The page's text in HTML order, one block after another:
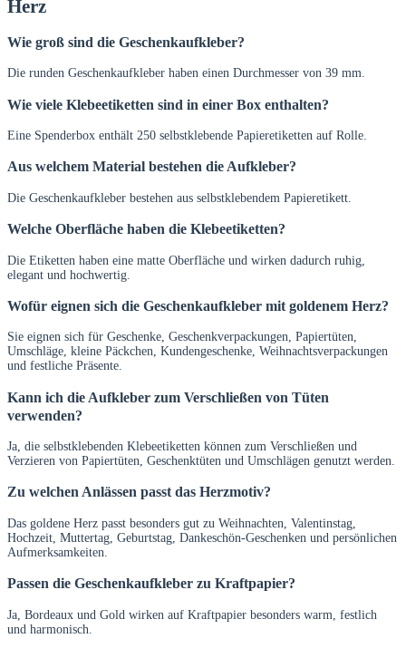
Herz
Wie groß sind die Geschenkaufkleber?
Die runden Geschenkaufkleber haben einen Durchmesser von 39 mm.
Wie viele Klebeetiketten sind in einer Box enthalten?
Eine Spenderbox enthält 250 selbstklebende Papieretiketten auf Rolle.
Aus welchem Material bestehen die Aufkleber?
Die Geschenkaufkleber bestehen aus selbstklebendem Papieretikett.
Welche Oberfläche haben die Klebeetiketten?
Die Etiketten haben eine matte Oberfläche und wirken dadurch ruhig,
elegant und hochwertig.
Wofür eignen sich die Geschenkaufkleber mit goldenem Herz?
Sie eignen sich für Geschenke, Geschenkverpackungen, Papiertüten,
Umschläge, kleine Päckchen, Kundengeschenke, Weihnachtsverpackungen
und festliche Präsente.
Kann ich die Aufkleber zum Verschließen von Tüten
verwenden?
Ja, die selbstklebenden Klebeetiketten können zum Verschließen und
Verzieren von Papiertüten, Geschenktüten und Umschlägen genutzt werden.
Zu welchen Anlässen passt das Herzmotiv?
Das goldene Herz passt besonders gut zu Weihnachten, Valentinstag,
Hochzeit, Muttertag, Geburtstag, Dankeschön-Geschenken und persönlichen
Aufmerksamkeiten.
Passen die Geschenkaufkleber zu Kraftpapier?
Ja, Bordeaux und Gold wirken auf Kraftpapier besonders warm, festlich
und harmonisch.